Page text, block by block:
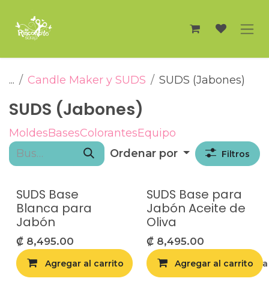
... Candle Maker y SUDS SUDS (Jabones)
SUDS (Jabones)
MoldesBasesColorantesEquipo
Ordenar por
Filtros
SUDS Base
Blanca para
Jabón
₡ 8,495.00
Agregar al carrito Agregar a la
SUDS Base para
Jabón Aceite de
Oliva
₡ 8,495.00
Agregar al carrito